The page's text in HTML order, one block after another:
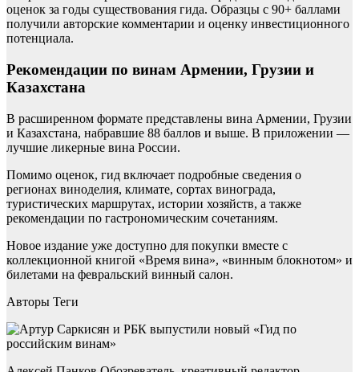
оценок за годы существования гида. Образцы с 90+ баллами
получили авторские комментарии и оценку инвестиционного
потенциала.
Рекомендации по винам Армении, Грузии и
Казахстана
В расширенном формате представлены вина Армении, Грузии
и Казахстана, набравшие 88 баллов и выше. В приложении —
лучшие ликерные вина России.
Помимо оценок, гид включает подробные сведения о
регионах виноделия, климате, сортах винограда,
туристических маршрутах, истории хозяйств, а также
рекомендации по гастрономическим сочетаниям.
Новое издание уже доступно для покупки вместе с
коллекционной книгой «Время вина», «винным блокнотом» и
билетами на февральский винный салон.
Авторы Теги